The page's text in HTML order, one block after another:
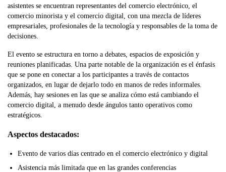
asistentes se encuentran representantes del comercio electrónico, el
comercio minorista y el comercio digital, con una mezcla de líderes
empresariales, profesionales de la tecnología y responsables de la toma de
decisiones.
El evento se estructura en torno a debates, espacios de exposición y
reuniones planificadas. Una parte notable de la organización es el énfasis
que se pone en conectar a los participantes a través de contactos
organizados, en lugar de dejarlo todo en manos de redes informales.
Además, hay sesiones en las que se analiza cómo está cambiando el
comercio digital, a menudo desde ángulos tanto operativos como
estratégicos.
Aspectos destacados:
Evento de varios días centrado en el comercio electrónico y digital
Asistencia más limitada que en las grandes conferencias